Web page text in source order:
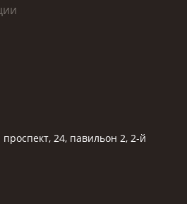
24, павильон 2, 2-й